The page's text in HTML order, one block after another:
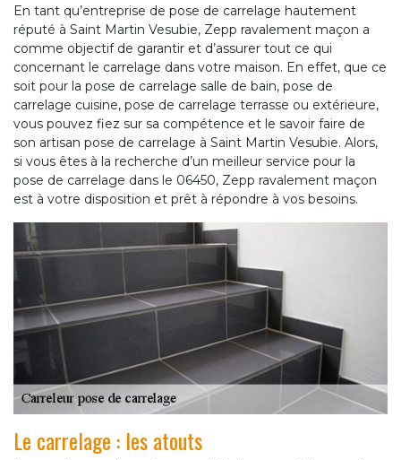
En tant qu’entreprise de pose de carrelage hautement
réputé à Saint Martin Vesubie, Zepp ravalement maçon a
comme objectif de garantir et d’assurer tout ce qui
concernant le carrelage dans votre maison. En effet, que ce
soit pour la pose de carrelage salle de bain, pose de
carrelage cuisine, pose de carrelage terrasse ou extérieure,
vous pouvez fiez sur sa compétence et le savoir faire de
son artisan pose de carrelage à Saint Martin Vesubie. Alors,
si vous êtes à la recherche d’un meilleur service pour la
pose de carrelage dans le 06450, Zepp ravalement maçon
est à votre disposition et prêt à répondre à vos besoins.
Le carrelage : les atouts